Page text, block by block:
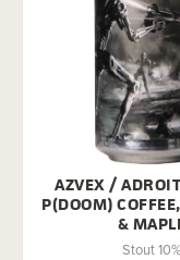
AZVEX /
P(DOOM)
&
Stout 10%